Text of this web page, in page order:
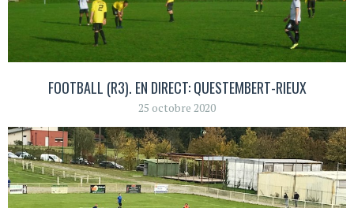
FOOTBALL (R3). EN DIRECT: QUESTEMBERT-RIEUX
25 octobre 2020